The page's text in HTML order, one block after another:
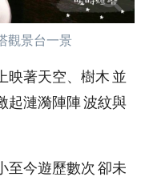
觀景台一景
映著天空、樹木 並
起漣漪陣陣 波紋與
至今遊歷數次 卻未